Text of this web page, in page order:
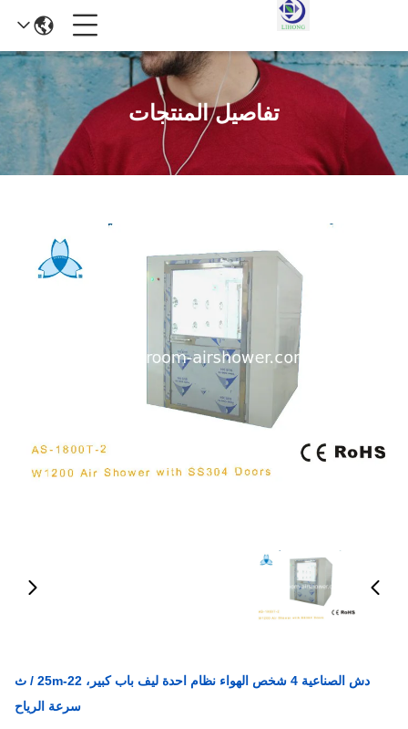
تفاصيل المنتجات
دش الصناعية 4 شخص الهواء نظام احدة ليف باب كبير، 22-25m / ث
سرعة الرياح